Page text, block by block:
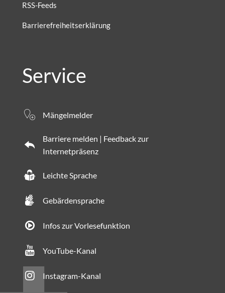
RSS-Feeds
Barrierefreiheitserklärung
Service
Mängelmelder
Barriere melden | Feedback zur
Internetpräsenz
Leichte Sprache
Gebärdensprache
Infos zur Vorlesefunktion
YouTube-Kanal
Instagram-Kanal